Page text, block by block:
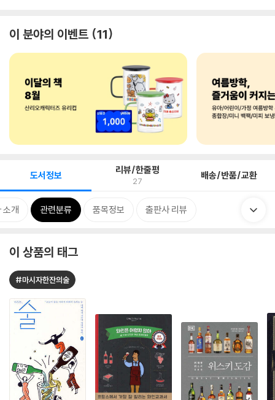
이 분야의 이벤트 11
도서정보 리뷰/한줄평
27 배송/반품/교환
소개 관련분류 품목정보 출판사 리뷰
이 상품의 태그
#마시자한잔의술